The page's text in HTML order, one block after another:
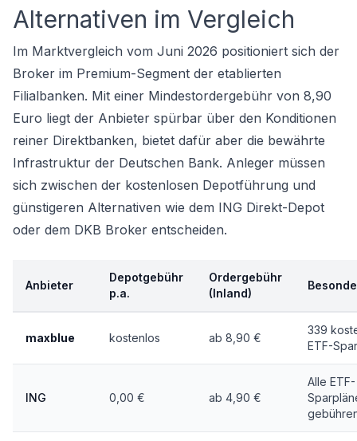
Alternativen im Vergleich
Im Marktvergleich vom Juni 2026 positioniert sich der
Broker im Premium-Segment der etablierten
Filialbanken. Mit einer Mindestordergebühr von 8,90
Euro liegt der Anbieter spürbar über den Konditionen
reiner Direktbanken, bietet dafür aber die bewährte
Infrastruktur der Deutschen Bank. Anleger müssen
sich zwischen der kostenlosen Depotführung und
günstigeren Alternativen wie dem ING Direkt-Depot
oder dem DKB Broker entscheiden.
Anbieter
Depotgebühr
p.a.
Ordergebühr
(Inland)
maxblue kostenlos ab 8,90 €
339
ETF-
ING 0,00 € ab 4,90 €
Alle ETF-